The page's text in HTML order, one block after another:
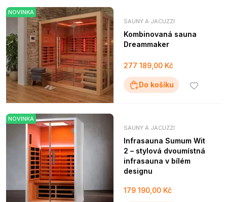
NOVINKA
SAUNY A JACUZZI
Kombinovaná sauna
Dreammaker
277 189,00 Kč
Do košíku
NOVINKA
SAUNY A JACUZZI
Infrasauna Sumum Wit
2 – stylová dvoumístná
infrasauna v bílém
designu
179 190,00 Kč